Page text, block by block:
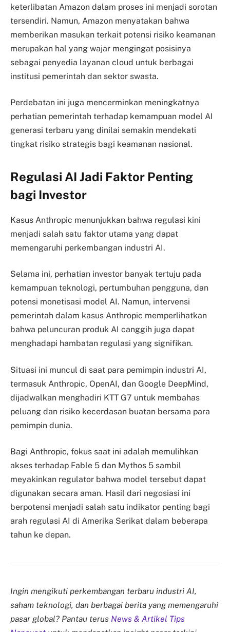
keterlibatan Amazon dalam proses ini menjadi sorotan
tersendiri. Namun, Amazon menyatakan bahwa
memberikan masukan terkait potensi risiko keamanan
merupakan hal yang wajar mengingat posisinya
sebagai penyedia layanan cloud untuk berbagai
institusi pemerintah dan sektor swasta.
Perdebatan ini juga mencerminkan meningkatnya
perhatian pemerintah terhadap kemampuan model AI
generasi terbaru yang dinilai semakin mendekati
tingkat risiko strategis bagi keamanan nasional.
Regulasi AI Jadi Faktor Penting
bagi Investor
Kasus Anthropic menunjukkan bahwa regulasi kini
menjadi salah satu faktor utama yang dapat
memengaruhi perkembangan industri AI.
Selama ini, perhatian investor banyak tertuju pada
kemampuan teknologi, pertumbuhan pengguna, dan
potensi monetisasi model AI. Namun, intervensi
pemerintah dalam kasus Anthropic memperlihatkan
bahwa peluncuran produk AI canggih juga dapat
menghadapi hambatan regulasi yang signifikan.
Situasi ini muncul di saat para pemimpin industri AI,
termasuk Anthropic, OpenAI, dan Google DeepMind,
dijadwalkan menghadiri KTT G7 untuk membahas
peluang dan risiko kecerdasan buatan bersama para
pemimpin dunia.
Bagi Anthropic, fokus saat ini adalah memulihkan
akses terhadap Fable 5 dan Mythos 5 sambil
meyakinkan regulator bahwa model tersebut dapat
digunakan secara aman. Hasil dari negosiasi ini
berpotensi menjadi salah satu indikator penting bagi
arah regulasi AI di Amerika Serikat dalam beberapa
tahun ke depan.
Ingin mengikuti perkembangan terbaru industri AI,
saham teknologi, dan berbagai berita yang memengaruhi
pasar global? Pantau terus News & Artikel Tips